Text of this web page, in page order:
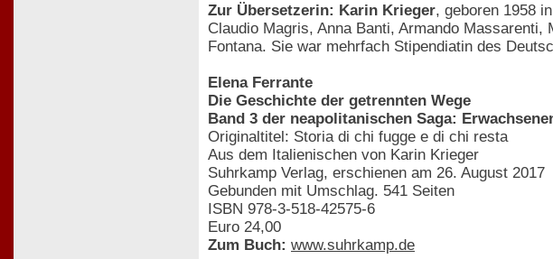
Zur Übersetzerin: Karin Krieger, geboren 1958
Claudio Magris, Anna Banti, Armando
Fontana. Sie war mehrfach Stipendiatin des
Elena Ferrante
Die Geschichte der getrennten Wege
Band 3 der neapolitanischen Saga:
Originaltitel: Storia di chi fugge e di chi resta
Aus dem Italienischen von Karin Krieger
Suhrkamp Verlag, erschienen am 26. August 2017
Gebunden mit Umschlag. 541 Seiten
ISBN 978-3-518-42575-6
Euro 24,00
Zum Buch: www.suhrkamp.de